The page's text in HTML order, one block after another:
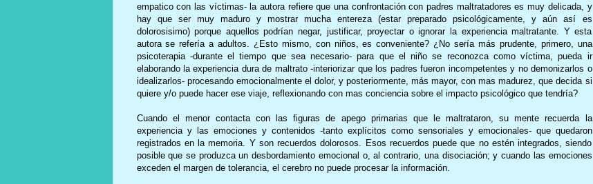
empatico con las víctimas- la autora refiere que una confrontación con padres maltratadores es muy delicada, y
hay que ser muy maduro y mostrar mucha entereza (estar preparado psicológicamente, y aún así es
dolorosisimo) porque aquellos podrían negar, justificar, proyectar o ignorar la experiencia maltratante. Y esta
autora se refería a adultos. ¿Esto mismo, con niños, es conveniente? ¿No sería más prudente, primero, una
psicoterapia -durante el tiempo que sea necesario- para que el niño se reconozca como víctima, pueda ir
elaborando la experiencia dura de maltrato -interiorizar que los padres fueron incompetentes y no demonizarlos o
idealizarlos- procesando emocionalmente el dolor, y posteriormente, más mayor, con mas madurez, que decida si
quiere y/o puede hacer ese viaje, reflexionando con mas conciencia sobre el impacto psicológico que tendría?
Cuando el menor contacta con las figuras de apego primarias que le maltrataron, su mente recuerda la
experiencia y las emociones y contenidos -tanto explícitos como sensoriales y emocionales- que quedaron
registrados en la memoria. Y son recuerdos dolorosos. Esos recuerdos puede que no estén integrados, siendo
posible que se produzca un desbordamiento emocional o, al contrario, una disociación; y cuando las emociones
exceden el margen de tolerancia, el cerebro no puede procesar la información.